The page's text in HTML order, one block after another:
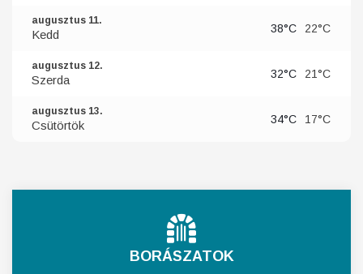
augusztus 11.
Kedd 38°C 22°C
augusztus 12.
Szerda 32°C 21°C
augusztus 13.
Csütörtök 34°C 17°C
BORÁSZATOK